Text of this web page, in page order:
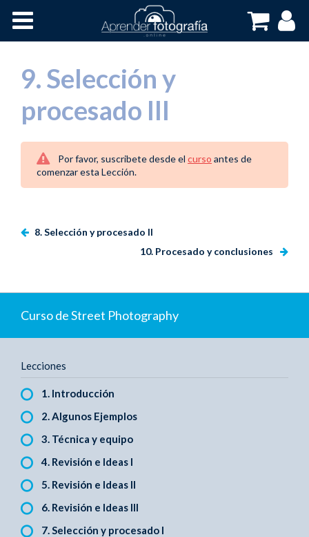
9. Selección y
procesado III
Por favor, suscribete desde elcurso antes de
comenzar esta Lección.
8. Selección y procesado II
10. Procesado y conclusiones
Curso de Street Photography
Lecciones
1. Introducción
2. Algunos Ejemplos
3. Técnica y equipo
4. Revisión e Ideas I
5. Revisión e Ideas II
6. Revisión e Ideas III
7. Selección y procesado I